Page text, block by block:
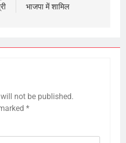
भाजपा में शामिल
not be published.
*